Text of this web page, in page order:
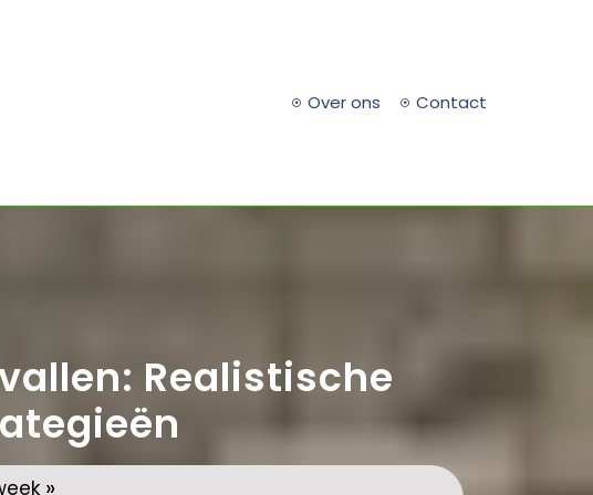
Over ons Contact
Realistische
»